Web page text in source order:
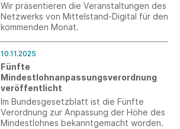
Wir präsentieren die Veranstaltungen des
Netzwerks von Mittelstand-Digital für den
kommenden Monat.
10.11.2025
Fünfte
Mindestlohnanpassungsverordnung
veröffentlicht
Im Bundesgesetzblatt ist die Fünfte
Verordnung zur Anpassung der Höhe des
Mindestlohnes bekanntgemacht worden.